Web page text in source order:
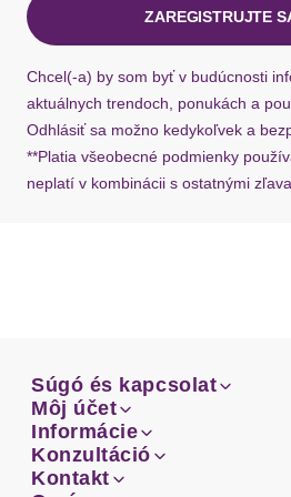
ZAREGISTRUJTE
Chcel(-a) by som byť v budúcnosti
aktuálnych trendoch, ponukách a
Odhlásiť sa možno kedykoľvek a
**Platia všeobecné podmienky
neplatí v kombinácii s ostatnými
Súgó és kapcsolat
Email
Facebook
Súgó és kapcsolat
Email
Môj účet
Prehľad objednávok
Môj účet
Prehľad objednávok
Informácie
Doprava
Informácie
Konzultáció
Sprievodca-veľkosťami
Konzultáció
Kontakt